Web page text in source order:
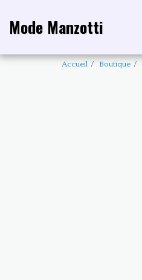
Mode Manzotti
Accueil Boutique